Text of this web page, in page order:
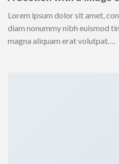
Lorem ipsum dolor sit amet,
diam nonummy nibh euismod
magna aliquam erat volutpat….